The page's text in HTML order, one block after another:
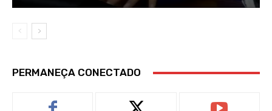
PERMANEÇA CONECTADO